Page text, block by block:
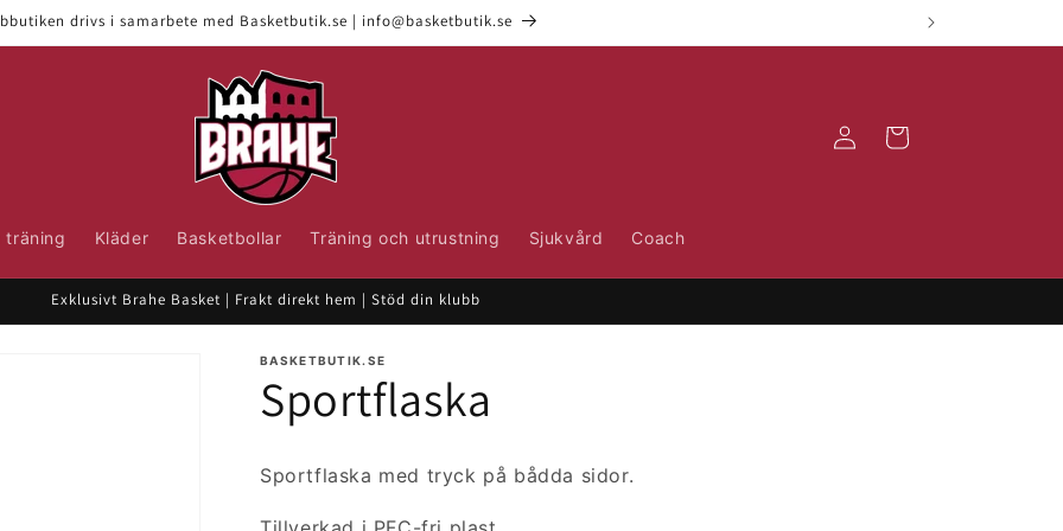
drivs i samarbete med Basketbutik.se | info@basketbutik.se
träning Kläder Basketbollar Träning och utrustning Sjukvård Coach
Logga
Varukorg
Exklusivt Brahe Basket | Frakt direkt hem | Stöd din klubb
BASKETBUTIK.SE
Sportflaska
Sportflaska med tryck på bådda sidor.